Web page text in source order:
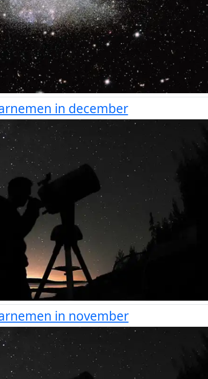
in december
in november